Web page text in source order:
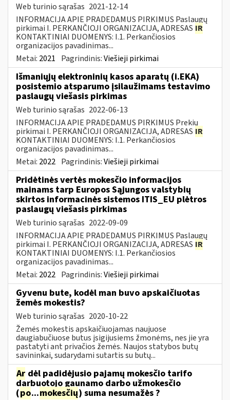
Web turinio sąrašas 2021-12-14
INFORMACIJA APIE PRADEDAMUS PIRKIMUS Paslaugų
pirkimai I. PERKANČIOJI ORGANIZACIJA, ADRESAS IR
KONTAKTINIAI DUOMENYS: I.1. Perkančiosios
organizacijos pavadinimas...
Metai: 2021 Pagrindinis:Viešieji pirkimai
Išmaniųjų elektroninių kasos aparatų (i.EKA)
posistemio atsparumo įsilaužimams testavimo
paslaugų viešasis pirkimas
Web turinio sąrašas 2022-06-13
INFORMACIJA APIE PRADEDAMUS PIRKIMUS Prekių
pirkimai I. PERKANČIOJI ORGANIZACIJA, ADRESAS IR
KONTAKTINIAI DUOMENYS: I.1. Perkančiosios
organizacijos pavadinimas...
Metai: 2022 Pagrindinis:Viešieji pirkimai
Pridėtinės vertės mokesčio informacijos
mainams tarp Europos Sąjungos valstybių
skirtos informacinės sistemos ITIS_EU plėtros
paslaugų viešasis pirkimas
Web turinio sąrašas 2022-09-09
INFORMACIJA APIE PRADEDAMUS PIRKIMUS Paslaugų
pirkimai I. PERKANČIOJI ORGANIZACIJA, ADRESAS IR
KONTAKTINIAI DUOMENYS: I.1. Perkančiosios
organizacijos pavadinimas...
Metai: 2022 Pagrindinis:Viešieji pirkimai
Gyvenu bute, kodėl man buvo apskaičiuotas
žemės mokestis?
Web turinio sąrašas 2020-10-22
Žemės mokestis apskaičiuojamas naujuose
daugiabučiuose butus įsigijusiems žmonėms, nes jie yra
pastatyti ant privačios žemės. Naujos statybos butų
savininkai, sudarydami sutartis su butų...
Ar dėl padidėjusio pajamų mokesčio tarifo
darbuotojo gaunamo darbo užmokesčio
(po...mokesčių) suma nesumažės ?